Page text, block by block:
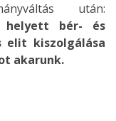
után:
helyett bér- és
elit kiszolgálása
akarunk.